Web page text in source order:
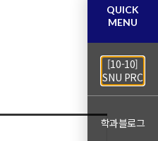
QUICK
MENU
[10-10]
SNU PRC
학과블로그